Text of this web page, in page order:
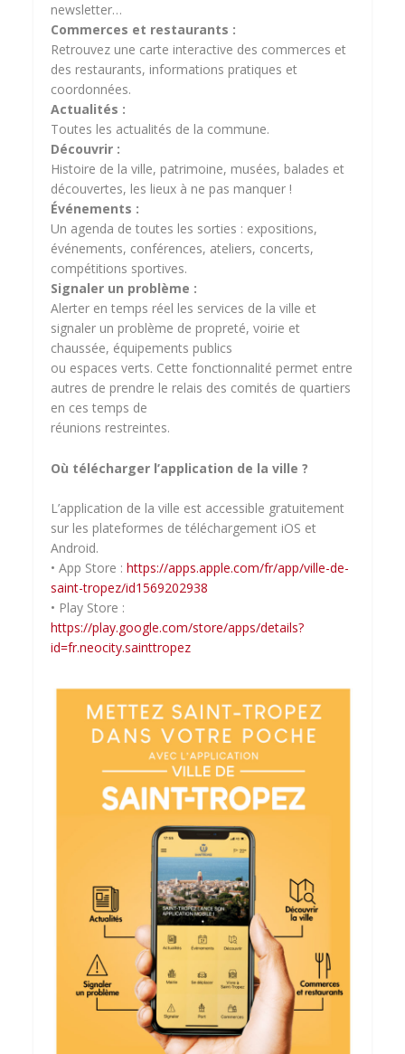
newsletter…
Commerces et restaurants :
Retrouvez une carte interactive des commerces et
des restaurants, informations pratiques et
coordonnées.
Actualités :
Toutes les actualités de la commune.
Découvrir :
Histoire de la ville, patrimoine, musées, balades et
découvertes, les lieux à ne pas manquer !
Événements :
Un agenda de toutes les sorties : expositions,
événements, conférences, ateliers, concerts,
compétitions sportives.
Signaler un problème :
Alerter en temps réel les services de la ville et
signaler un problème de propreté, voirie et
chaussée, équipements publics
ou espaces verts. Cette fonctionnalité permet entre
autres de prendre le relais des comités de quartiers
en ces temps de
réunions restreintes.
Où télécharger l’application de la ville ?
L’application de la ville est accessible gratuitement
sur les plateformes de téléchargement iOS et
Android.
• App Store :https://apps.apple.com/fr/app/ville-de-
saint-tropez/id1569202938
• Play Store :
https://play.google.com/store/apps/details?
id=fr.neocity.sainttropez